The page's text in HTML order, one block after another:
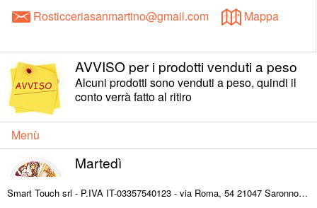
Rosticceriasanmartino@gmail.com Mappa
AVVISO per i prodotti venduti a peso
Alcuni prodotti sono venduti a peso, quindi il
conto verrà fatto al ritiro
Menù
Martedì
Smart Touch srl - P.IVA IT-03357540123 - via Roma, 54 21047 Saronno (VA) ITALY